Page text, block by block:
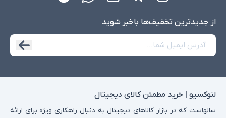
از جدید‌ترین تخفیف‌ها با‌خبر شوید
لنوکسیو | خرید مطمئن کالای دیجیتال
سالهاست که در بازار کالاهای دیجیتال به دنبال راهکاری ویژه برای ارائه